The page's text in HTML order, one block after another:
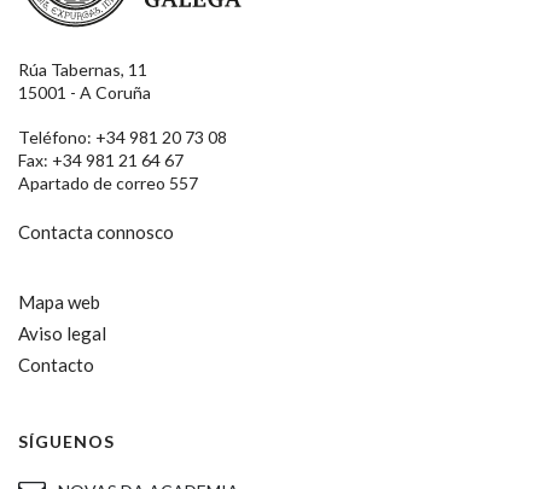
Rúa Tabernas, 11
15001 - A Coruña
Teléfono: +34 981 20 73 08
Fax: +34 981 21 64 67
Apartado de correo 557
Contacta connosco
Mapa web
Aviso legal
Contacto
SÍGUENOS